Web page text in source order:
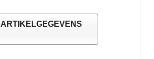
ARTIKELGEGEVENS